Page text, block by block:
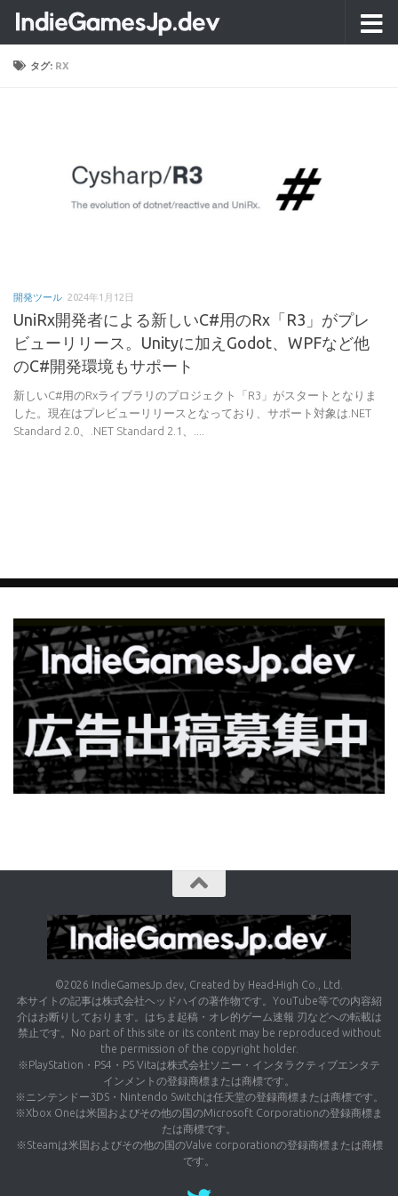
コンテンツへスキップ
タグ: RX
開発ツール 2024年1月12日
UniRx開発者による新しいC#用のRx「R3」がプレ
ビューリリース。Unityに加えGodot、WPFなど他
のC#開発環境もサポート
新しいC#用のRxライブラリのプロジェクト「R3」がスタートとなりま
した。現在はプレビューリリースとなっており、サポート対象は.NET
Standard 2.0、.NET Standard 2.1、....
©2026 IndieGamesJp.dev, Created by Head-High Co., Ltd.
本サイトの記事は株式会社ヘッドハイの著作物です。YouTube等での内容紹
介はお断りしております。はちま起稿・オレ的ゲーム速報 刃などへの転載は
禁止です。No part of this site or its content may be reproduced without
the permission of the copyright holder.
※PlayStation・PS4・PS Vitaは株式会社ソニー・インタラクティブエンタテ
インメントの登録商標または商標です。
※ニンテンドー3DS・Nintendo Switchは任天堂の登録商標または商標です。
※Xbox Oneは米国およびその他の国のMicrosoft Corporationの登録商標ま
たは商標です。
※Steamは米国およびその他の国のValve corporationの登録商標または商標
です。